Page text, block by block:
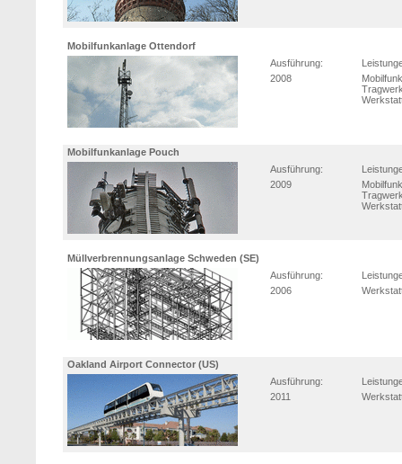
Mobilfunkanlage Ottendorf
Ausführung:
2008
Mobilfunkanlage Pouch
Ausführung:
2009
Müllverbrennungsanlage Schweden (SE)
Ausführung:
2006
Oakland Airport Connector (US)
Ausführung:
2011